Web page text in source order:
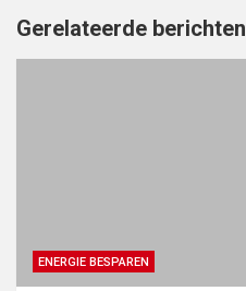
Gerelateerde berichten
ENERGIE BESPAREN